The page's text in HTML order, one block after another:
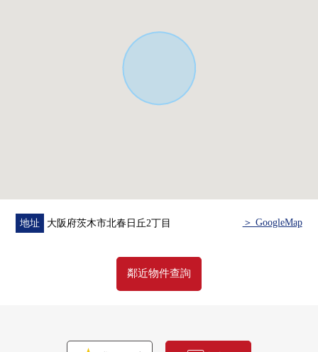
地址 大阪府茨木市北春日丘2丁目 ＞ GoogleMap
鄰近物件查詢